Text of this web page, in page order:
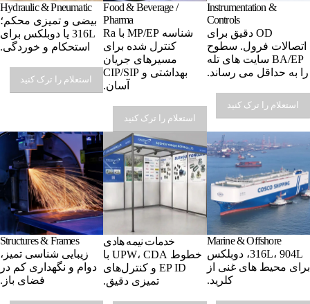
Instrumentation &
Controls
OD دقیق برای
اتصالات فرول. سطوح
BA/EP سایت های تله
را به حداقل می رساند.
استعلام را ترک کنید
Food & Beverage /
Pharma
شناسه MP/EP با Ra
کنترل شده برای
مسیرهای جریان
بهداشتی و CIP/SIP
آسان.
استعلام را ترک کنید
Hydraulic & Pneumatic
بیضی و تمیزی محکم؛
316L یا دوبلکس برای
استحکام و خوردگی.
استعلام را ترک کنید
Marine & Offshore
316L، 904L، دوبلکس
برای محیط های غنی از
کلرید.
خدمات نیمه هادی
خطوط UPW، CDA با
EP ID و کنترل‌های
تمیزی دقیق.
Structures & Frames
زیبایی شناسی تمیز،
دوام و نگهداری کم در
فضای باز.